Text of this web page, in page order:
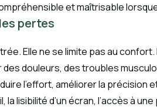
et maîtrisable
pertes
Elle ne se limite pas au
douleurs, des troubles
l’effort, améliorer la précision
lisibilité d’un écran, l’accès à